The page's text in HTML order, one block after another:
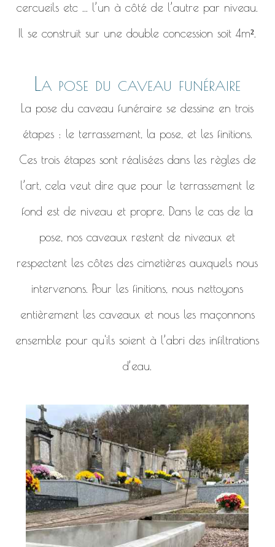
cercueils etc ... l’un à côté de l’autre par niveau.
Il se construit sur une double concession soit 4m².
La pose du caveau funéraire
La pose du caveau funéraire se dessine en trois
étapes : le terrassement, la pose, et les finitions.
Ces trois étapes sont réalisées dans les règles de
l’art, cela veut dire que pour le terrassement le
fond est de niveau et propre. Dans le cas de la
pose, nos caveaux restent de niveaux et
respectent les côtes des cimetières auxquels nous
intervenons. Pour les finitions, nous nettoyons
entièrement les caveaux et nous les maçonnons
ensemble pour qu'ils soient à l’abri des infiltrations
d’eau.